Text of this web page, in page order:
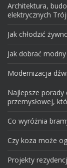
Architektura,
elektrycznych
Jak chłodzić
Jak dobrać
Modernizacja
Najlepsze
przemysłowej,
Co wyróżnia
Czy koza może
Projekty